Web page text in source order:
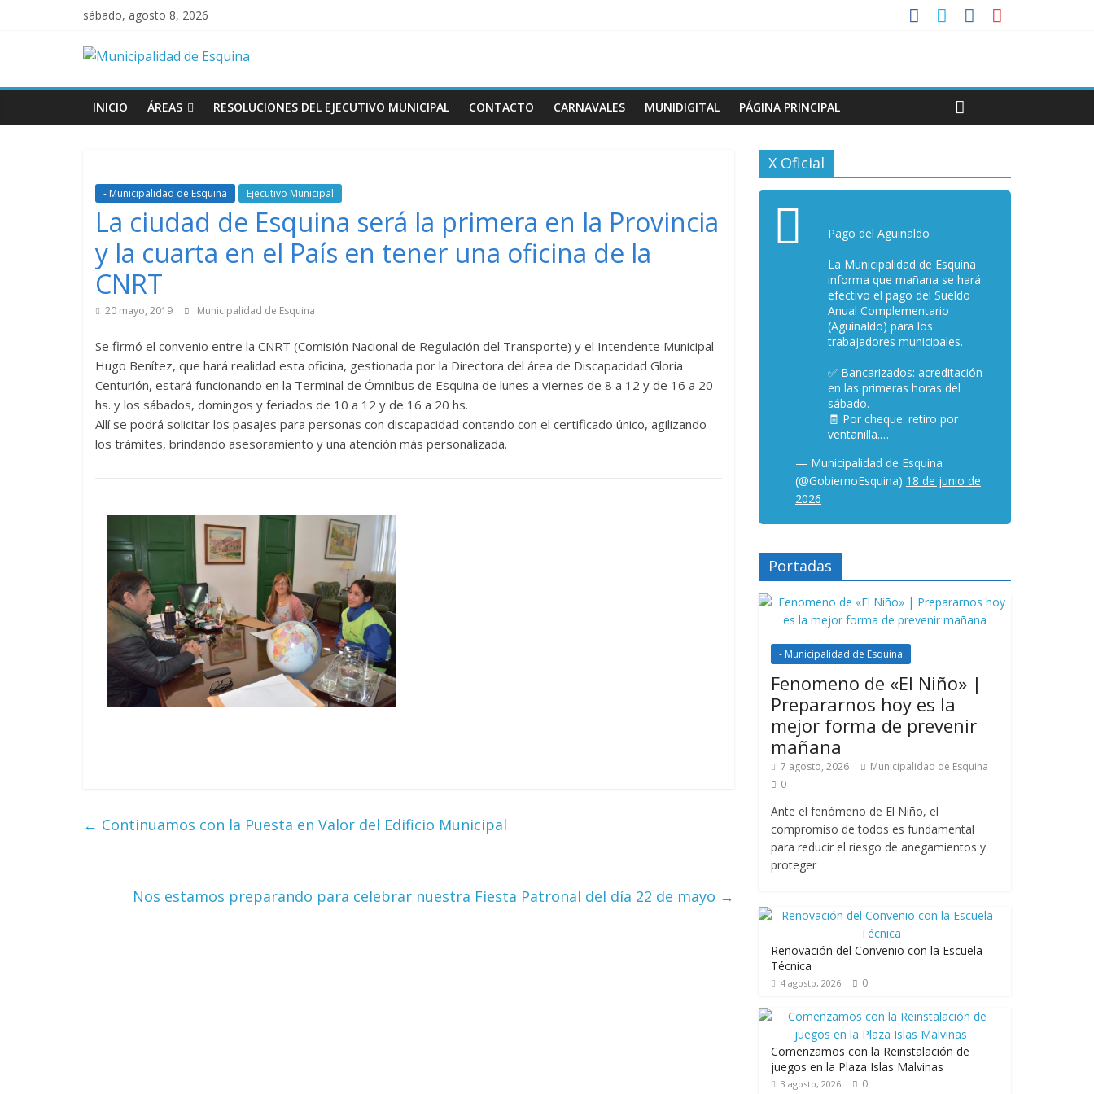
sábado, agosto 8, 2026
INICIO ÁREAS RESOLUCIONES DEL EJECUTIVO MUNICIPAL CONTACTO CARNAVALES MUNIDIGITAL PÁGINA PRINCIPAL
- Municipalidad de Esquina Ejecutivo Municipal
La ciudad de Esquina será la primera en la Provincia
y la cuarta en el País en tener una oficina de la
CNRT
20 mayo, 2019 Municipalidad de Esquina
Se firmó el convenio entre la CNRT (Comisión Nacional de Regulación del Transporte) y el Intendente Municipal
Hugo Benítez, que hará realidad esta oficina, gestionada por la Directora del área de Discapacidad Gloria
Centurión, estará funcionando en la Terminal de Ómnibus de Esquina de lunes a viernes de 8 a 12 y de 16 a 20
hs. y los sábados, domingos y feriados de 10 a 12 y de 16 a 20 hs.
Allí se podrá solicitar los pasajes para personas con discapacidad contando con el certificado único, agilizando
los trámites, brindando asesoramiento y una atención más personalizada.
← Continuamos con la Puesta en Valor del Edificio Municipal
Nos estamos preparando para celebrar nuestra Fiesta Patronal del día 22 de mayo →
X Oficial
Pago del Aguinaldo
La Municipalidad de Esquina
informa que mañana se hará
efectivo el pago del Sueldo
Anual Complementario
(Aguinaldo) para los
trabajadores municipales.
✅ Bancarizados: acreditación
en las primeras horas del
sábado.
🧾 Por cheque: retiro por
ventanilla.…
— Municipalidad de Esquina
(@GobiernoEsquina) 18 de junio de
2026
Portadas
- Municipalidad de Esquina
Fenomeno de «El Niño» |
Prepararnos hoy es la
mejor forma de prevenir
mañana
7 agosto, 2026
Municipalidad de Esquina
0
Ante el fenómeno de El Niño, el
compromiso de todos es fundamental
para reducir el riesgo de anegamientos y
proteger
Renovación del Convenio con la Escuela
Técnica
4 agosto, 2026 0
Comenzamos con la Reinstalación de
juegos en la Plaza Islas Malvinas
3 agosto, 2026 0